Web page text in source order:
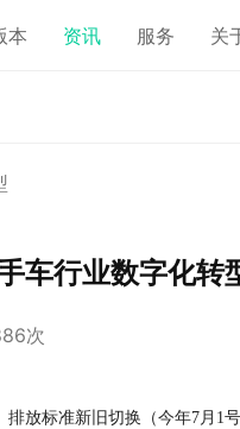
本 资讯 服务 关
车行业数字化转
次
放标准新旧切换（今年7月1